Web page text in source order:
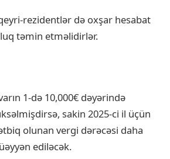
rezidentlər də oxşar hesabat
təmin etməlidirlər.
1-də 10,000€ dəyərində
sakin 2025-ci il üçün
olunan vergi dərəcəsi daha
ediləcək.